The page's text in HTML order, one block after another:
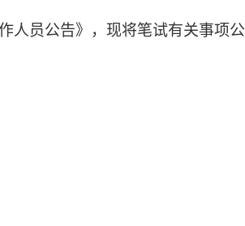
人员公告》，现将笔试有关事项公